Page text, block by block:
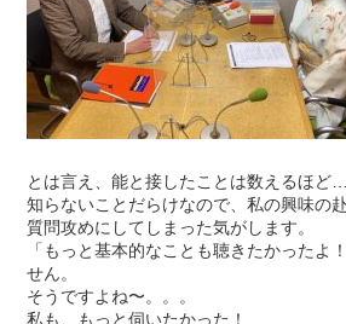
とは言え、能と接したことは数えるほど…
知らないことだらけなので、私の興味の
質問攻めにしてしまった気がします。
「もっと基本的なことも聴きたかったよ
せん。
そうですよね〜。。。
私も、もっと伺いたかった！